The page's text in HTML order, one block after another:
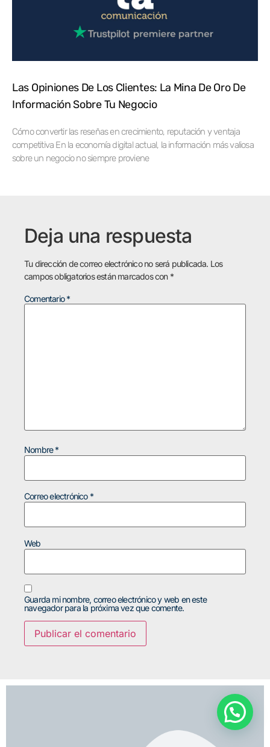
Las Opiniones De Los Clientes: La Mina De Oro De
Información Sobre Tu Negocio
Cómo convertir las reseñas en crecimiento, reputación y ventaja
competitiva En la economía digital actual, la información más valiosa
sobre un negocio no siempre proviene
Deja una respuesta
Tu dirección de correo electrónico no será publicada. Los
campos obligatorios están marcados con *
Comentario*
Nombre*
Correo electrónico *
Web
Guarda mi nombre, correo electrónico y web en este
navegador para la próxima vez que comente.